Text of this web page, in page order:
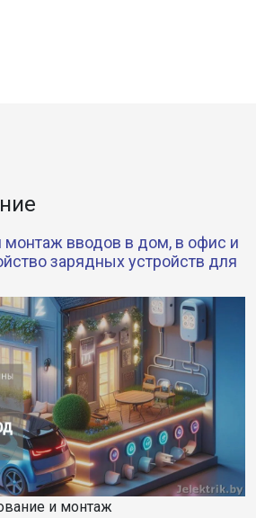
монтаж вводов в дом, в офис и
зарядных устройств для
и монтаж